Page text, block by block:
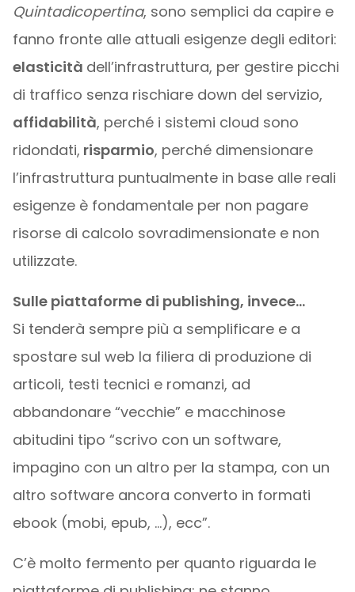
Quintadicopertina, sono semplici da capire e
fanno fronte alle attuali esigenze degli editori:
elasticità dell’infrastruttura, per gestire picchi
di traffico senza rischiare down del servizio,
affidabilità, perché i sistemi cloud sono
ridondati, risparmio, perché dimensionare
l’infrastruttura puntualmente in base alle reali
esigenze è fondamentale per non pagare
risorse di calcolo sovradimensionate e non
utilizzate.
Sulle piattaforme di publishing, invece…
Si tenderà sempre più a semplificare e a
spostare sul web la filiera di produzione di
articoli, testi tecnici e romanzi, ad
abbandonare “vecchie” e macchinose
abitudini tipo “scrivo con un software,
impagino con un altro per la stampa, con un
altro software ancora converto in formati
ebook (mobi, epub, …), ecc”.
C’è molto fermento per quanto riguarda le